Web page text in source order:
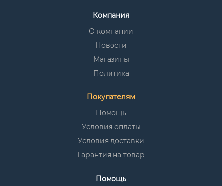
Компания
О компании
Новости
Магазины
Политика
Покупателям
Помощь
Условия оплаты
Условия доставки
Гарантия на товар
Помощь